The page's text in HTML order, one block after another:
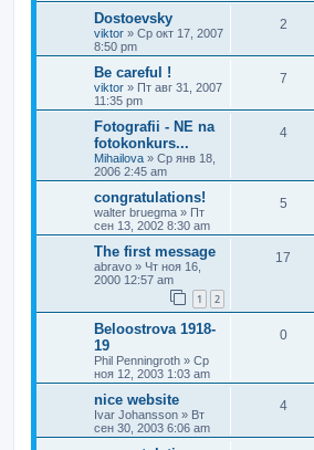
Dostoevsky
viktor » Ср окт 17, 2007
8:50 pm
2
Be careful !
viktor » Пт авг 31, 2007
11:35 pm
7
Fotografii - NE na
fotokonkurs...
Mihailova » Ср янв 18,
2006 2:45 am
4
congratulations!
walter bruegma » Пт
сен 13, 2002 8:30 am
5
The first message
abravo » Чт ноя 16,
2000 12:57 am
1 2
17
Beloostrova 1918-
19
Phil Penningroth » Ср
ноя 12, 2003 1:03 am
0
nice website
Ivar Johansson » Вт
сен 30, 2003 6:06 am
4